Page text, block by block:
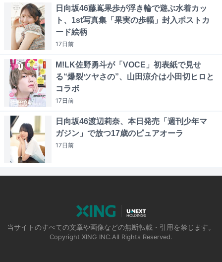
日向坂46藤嶌果歩が浮き輪で遊ぶ水着カッ
ト、1st写真集「果実の歩幅」封入ポストカ
ード絵柄
17日前
M!LK佐野勇斗が「VOCE」初表紙で見せ
る“爆裂ツヤさの”、山田涼介は小田切ヒロと
コラボ
17日前
日向坂46渡辺莉奈、本日発売「週刊少年マ
ガジン」で放つ17歳のピュアオーラ
17日前
当サイトのすべての文章や画像などの無断転載・引用を禁じます。
Copyright XING INC.All Rights Reserved.